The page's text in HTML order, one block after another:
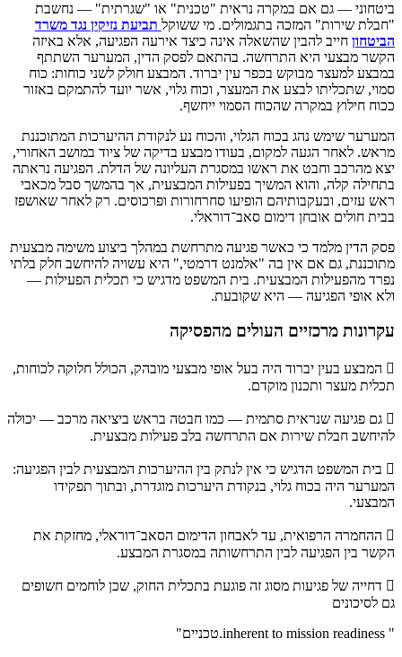
ביטחוני — גם אם במקרה נראית "טכנית" או "שגרתית" — נחשבת
"חבלת שירות" המזכה בתגמולים. מי ששוקל תביעת נזיקין נגד משרד
הביטחון חייב להבין שהשאלה אינה כיצד אירעה הפגיעה, אלא באיזה
הקשר מבצעי היא התרחשה. בהתאם לפסק הדין, המערער השתתף
במבצע למעצר מבוקש בכפר עין יברוד. המבצע חולק לשני כוחות: כוח
סמוי, שתכליתו לבצע את המעצר, וכוח גלוי, אשר יועד להתמקם באזור
ככוח חילוץ במקרה שהכוח הסמוי ייחשף.
המערער שימש נהג בכוח הגלוי, והכוח נע לנקודת ההיערכות המתוכננת
מראש. לאחר הגעה למקום, בעודו מבצע בדיקה של ציוד במושב האחורי,
יצא מהרכב וחבט את ראשו במסגרת העליונה של הדלת. הפגיעה נראתה
בתחילה קלה, והוא המשיך בפעילות המבצעית, אך בהמשך סבל מכאבי
ראש עזים, ובעקבותיהם הופיעו סחרחורות ופרכוסים. רק לאחר שאושפז
בבית חולים אובחן דימום סאב־דוראלי.
פסק הדין מלמד כי כאשר פגיעה מתרחשת במהלך ביצוע משימה מבצעית
מתוכננת, גם אם אין בה "אלמנט דרמטי," היא עשויה להיחשב חלק בלתי
נפרד מהפעילות המבצעית. בית המשפט מדגיש כי תכלית הפעילות —
ולא אופי הפגיעה — היא שקובעת.
עקרונות מרכזיים העולים מהפסיקה
 המבצע בעין יברוד היה בעל אופי מבצעי מובהק, הכולל חלוקה לכוחות,
תכלית מעצר ותכנון מוקדם.
 גם פגיעה שנראית סתמית — כמו חבטה בראש ביציאה מרכב — יכולה
להיחשב חבלת שירות אם התרחשה בלב פעילות מבצעית.
 בית המשפט הדגיש כי אין לנתק בין ההיערכות המבצעית לבין הפגיעה:
המערער היה בכוח גלוי, בנקודת היערכות מוגדרת, ובתוך תפקידו
המבצעי.
 ההחמרה הרפואית, עד לאבחון הדימום הסאב־דוראלי, מחזקת את
הקשר בין הפגיעה לבין התרחשותה במסגרת המבצע.
 דחייה של פגיעות מסוג זה פוגעת בתכלית החוק, שכן לוחמים חשופים
גם לסיכונים
" inherent to mission readiness.טכניים"